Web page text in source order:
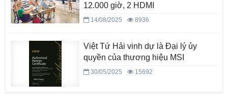
12.000 giờ, 2 HDMI
14/08/2025 8936
Việt Tứ Hải vinh dự là Đại lý ủy
quyền của thương hiệu MSI
30/05/2025 15692